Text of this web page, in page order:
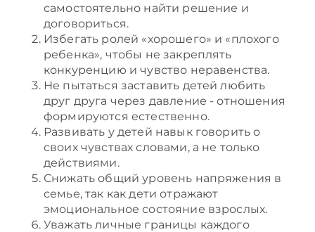
самостоятельно найти решение и
договориться.
Избегать ролей «хорошего» и «плохого
ребенка», чтобы не закреплять
конкуренцию и чувство неравенства.
Не пытаться заставить детей любить
друг друга через давление - отношения
формируются естественно.
Развивать у детей навык говорить о
своих чувствах словами, а не только
действиями.
Снижать общий уровень напряжения в
семье, так как дети отражают
эмоциональное состояние взрослых.
Уважать личные границы каждого